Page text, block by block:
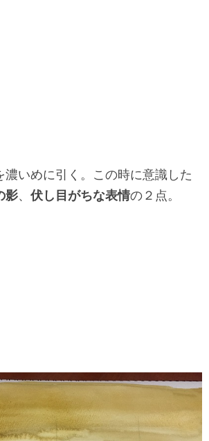
いめに引く。 この時に意識した
影、 伏し目がちな表情の２点。